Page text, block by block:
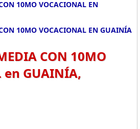
10MO VOCACIONAL EN
10MO VOCACIONAL EN GUAINÍA
CON 10MO
en GUAINÍA,